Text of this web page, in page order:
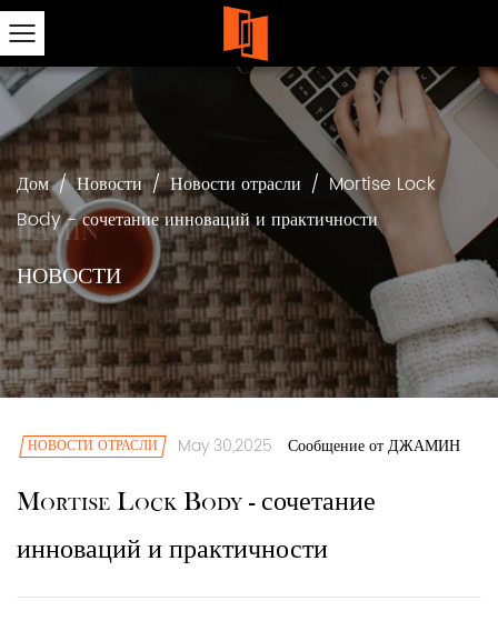
Дом/Новости/Новости отрасли / Mortise Lock
Body - сочетание инноваций и практичности
НОВОСТИ
НОВОСТИ ОТРАСЛИ May 30,2025 Сообщение от ДЖАМИН
Mortise Lock Body - сочетание
инноваций и практичности